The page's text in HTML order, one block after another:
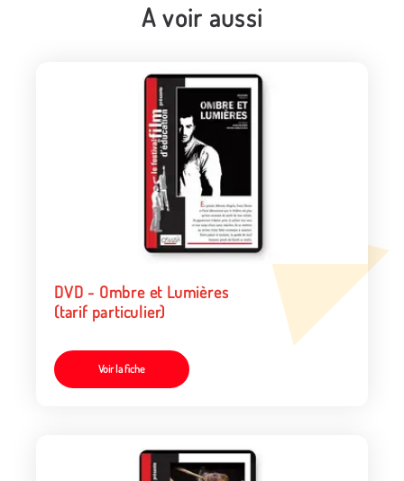
A voir aussi
DVD - Ombre et Lumières
(tarif particulier)
Voir la fiche